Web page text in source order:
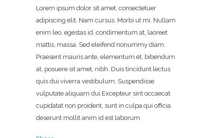
Lorem ipsum dolor sit amet, consectetuer
adipiscing elit. Nam cursus. Morbi ut mi. Nullam
enim leo, egestas id, condimentum at, laoreet
mattis, massa. Sed eleifend nonummy diam.
Praesent mauris ante, elementum et, bibendum
at, posuere sit amet, nibh. Duis tincidunt lectus
quis dui viverra vestibulum. Suspendisse
vulputate aliquam dui.Excepteur sint occaecat
cupidatat non proident, sunt in culpa qui officia
deserunt mollit anim id est laborum